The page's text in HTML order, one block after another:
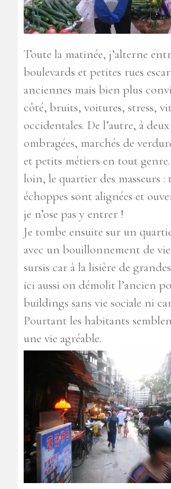
Toute la matinée, j’alterne
boulevards et petites rues
anciennes mais bien plus
côté, bruits, voitures, stress,
occidentales. De l’autre, à
ombragées, marchés de
et petits métiers en tout
loin, le quartier des masseurs :
échoppes sont alignées et
je n’ose pas y entrer !
Je tombe ensuite sur un
avec un bouillonnement de
sursis car à la lisière de
ici aussi on démolit l’ancien
buildings sans vie sociale ni
Pourtant les habitants
une vie agréable.